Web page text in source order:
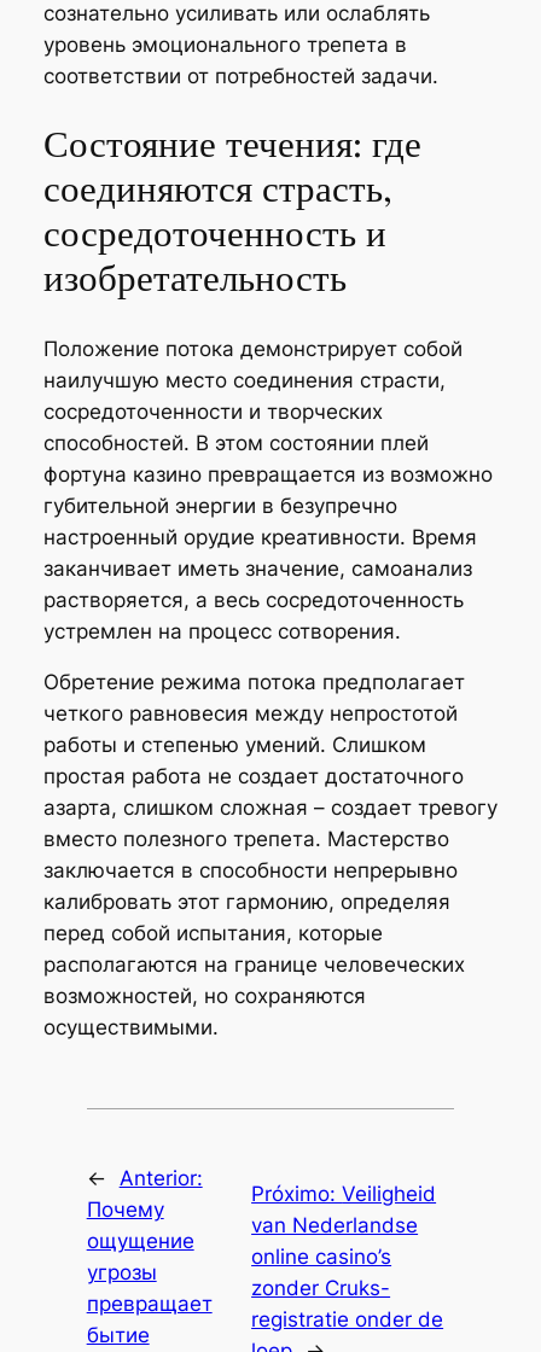
сознательно усиливать или ослаблять
уровень эмоционального трепета в
соответствии от потребностей задачи.
Состояние течения: где
соединяются страсть,
сосредоточенность и
изобретательность
Положение потока демонстрирует собой
наилучшую место соединения страсти,
сосредоточенности и творческих
способностей. В этом состоянии плей
фортуна казино превращается из возможно
губительной энергии в безупречно
настроенный орудие креативности. Время
заканчивает иметь значение, самоанализ
растворяется, а весь сосредоточенность
устремлен на процесс сотворения.
Обретение режима потока предполагает
четкого равновесия между непростотой
работы и степенью умений. Слишком
простая работа не создает достаточного
азарта, слишком сложная – создает тревогу
вместо полезного трепета. Мастерство
заключается в способности непрерывно
калибровать этот гармонию, определяя
перед собой испытания, которые
располагаются на границе человеческих
возможностей, но сохраняются
осуществимыми.
← Anterior:
Почему
ощущение
угрозы
превращает
бытие
Próximo:Veiligheid
van Nederlandse
online casino’s
zonder Cruks-
registratie onder de